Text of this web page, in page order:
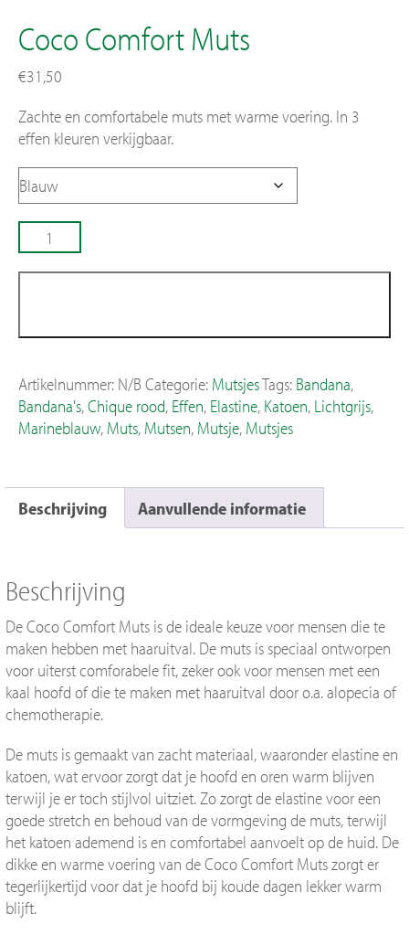
Coco Comfort Muts
€31,50
Zachte en comfortabele muts met warme voering. In 3
effen kleuren verkijgbaar.
Coco
Comfort
Muts
Artikelnummer: N/B Categorie: MutsjesTags: Bandana,
Bandana's,Chique rood, Effen, Elastine, Katoen, Lichtgrijs,
Marineblauw, Muts, Mutsen, Mutsje, Mutsjes
Beschrijving Aanvullende informatie
Beschrijving
De Coco Comfort Muts is de ideale keuze voor mensen die te
maken hebben met haaruitval. De muts is speciaal ontworpen
voor uiterst comforabele fit, zeker ook voor mensen met een
kaal hoofd of die te maken met haaruitval door o.a. alopecia of
chemotherapie.
De muts is gemaakt van zacht materiaal, waaronder elastine en
katoen, wat ervoor zorgt dat je hoofd en oren warm blijven
terwijl je er toch stijlvol uitziet. Zo zorgt de elastine voor een
goede stretch en behoud van de vormgeving de muts, terwijl
het katoen ademend is en comfortabel aanvoelt op de huid. De
dikke en warme voering van de Coco Comfort Muts zorgt er
tegerlijkertijd voor dat je hoofd bij koude dagen lekker warm
blijft.